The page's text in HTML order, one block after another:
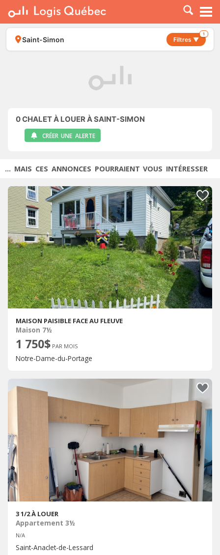
À LOUER
À VENDRE
PLACER UNE ANNONCE
Saint-Simon Filtres ▼
1
0CHALET À LOUER À SAINT-SIMON
CRÉER UNE ALERTE
... MAIS CES ANNONCES POURRAIENT VOUS INTÉRESSER
MAISON PAISIBLE FACE AU FLEUVE
Maison 7½
1 750$ PAR MOIS
Notre-Dame-du-Portage
3 1/2 À LOUER
Appartement 3½
N/A
Saint-Anaclet-de-Lessard